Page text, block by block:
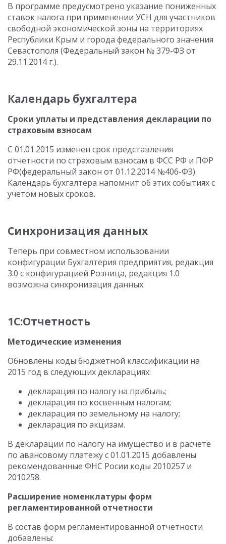
В программе предусмотрено указание пониженных
ставок налога при применении УСН для участников
свободной экономической зоны на территориях
Республики Крым и города федерального значения
Севастополя (Федеральный закон № 379-ФЗ от
29.11.2014 г.).
Календарь бухгалтера
Сроки уплаты и представления декларации по
страховым взносам
С 01.01.2015 изменен срок представления
отчетности по страховым взносам в ФСС РФ и ПФР
РФ(федеральный закон от 01.12.2014 №406-ФЗ).
Календарь бухгалтера напомнит об этих событиях с
учетом новых сроков.
Синхронизация данных
Теперь при совместном использовании
конфигурации Бухгалтерия предприятия, редакция
3.0 с конфигурацией Розница, редакция 1.0
возможна синхронизация данных.
1С:Отчетность
Методические изменения
Обновлены коды бюджетной классификации на
2015 год в следующих декларациях:
декларация по налогу на прибыль;
декларация по косвенным налогам;
декларация по земельному на налогу;
декларация по акцизам.
В декларации по налогу на имущество и в расчете
по авансовому платежу с 01.01.2015 добавлены
рекомендованные ФНС Росии коды 2010257 и
2010258.
Расширение номенклатуры форм
регламентированной отчетности
В состав форм регламентированной отчетности
добавлены: